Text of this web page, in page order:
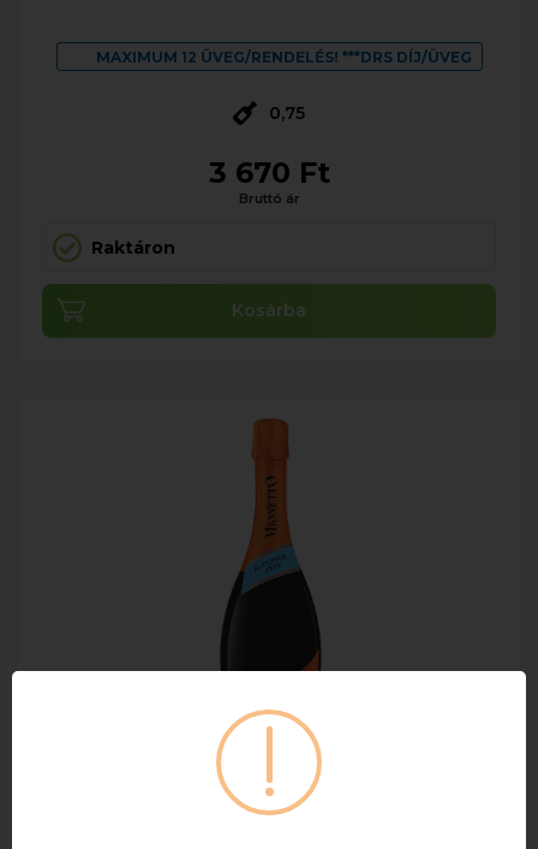
MAXIMUM 12 ÜVEG/RENDELÉS! ***DRS DÍJ/ÜVEG
0,75
3 670 Ft
Bruttó ár
Raktáron
Kosárba